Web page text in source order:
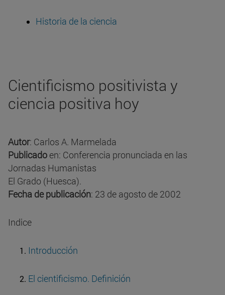
Historia de la ciencia
Cientificismo positivista y
ciencia positiva hoy
Autor: Carlos A. Marmelada
Publicado en: Conferencia pronunciada en las
Jornadas Humanistas
El Grado (Huesca).
Fecha de publicación: 23 de agosto de 2002
Indice
Introducción
El cientificismo. Definición